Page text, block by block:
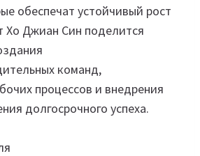
обеспечат устойчивый рост
Хо Джиан Син поделится
команд,
процессов и внедрения
долгосрочного успеха.